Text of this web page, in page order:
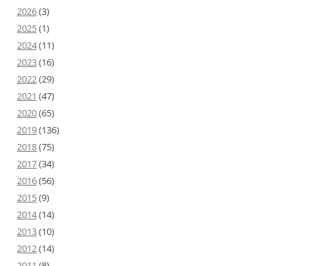
2026(3)
2025(1)
2024(11)
2023(16)
2022(29)
2021 (47)
2020(65)
2019(136)
2018(75)
2017(34)
2016(56)
2015(9)
2014(14)
2013(10)
2012(14)